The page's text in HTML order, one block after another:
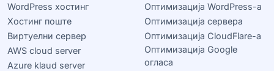
WordPress хостинг
Хостинг поште
Виртуелни сервер
AWS cloud server
Azure klaud server
Оптимизација WordPress-а
Оптимизација сервера
Оптимизација CloudFlare-а
Оптимизација Google
огласа